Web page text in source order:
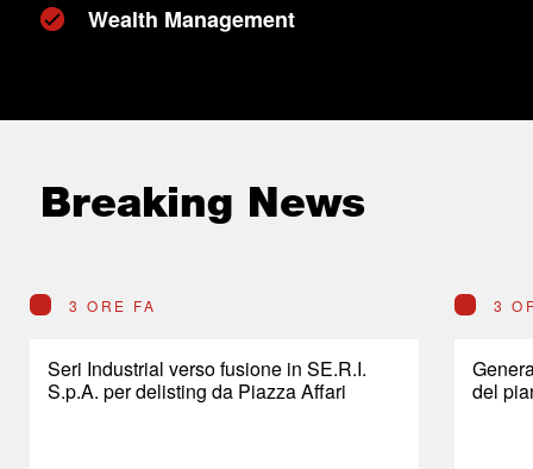
Wealth Management
Breaking News
3 ORE FA
Seri Industrial verso fusione in SE.R.I.
S.p.A. per delisting da Piazza Affari
3
del